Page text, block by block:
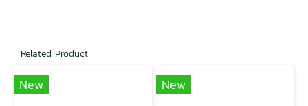
Related Product
New New